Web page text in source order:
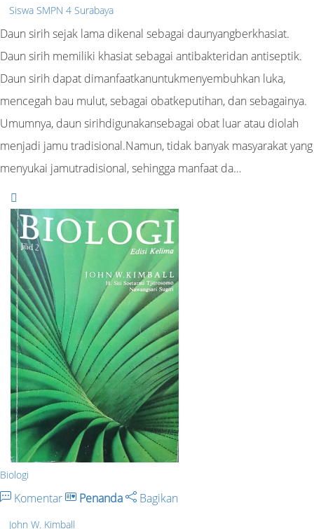
Siswa SMPN 4 Surabaya
Daun sirih sejak lama dikenal sebagai daunyangberkhasiat.
Daun sirih memiliki khasiat sebagai antibakteridan antiseptik.
Daun sirih dapat dimanfaatkanuntukmenyembuhkan luka,
mencegah bau mulut, sebagai obatkeputihan, dan sebagainya.
Umumnya, daun sirihdigunakansebagai obat luar atau diolah
menjadi jamu tradisional.Namun, tidak banyak masyarakat yang
menyukai jamutradisional, sehingga manfaat da…
Biologi
Komentar Penanda Bagikan
John W. Kimball